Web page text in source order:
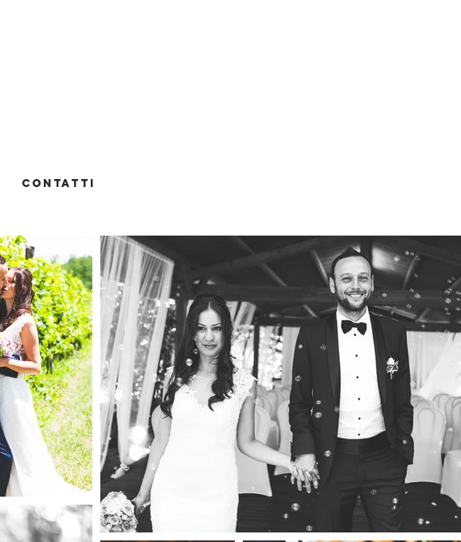
Contatti